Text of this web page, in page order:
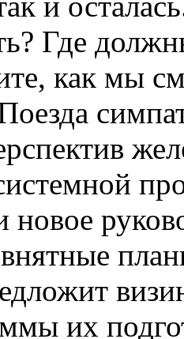
Где
как мы
новое
их